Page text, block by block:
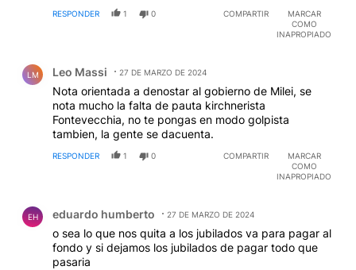
RESPONDER 1 0 COMPARTIR
MARCAR
COMO
INAPROPIADO
LM Leo Massi 27 DE MARZO DE 2024
Nota orientada a denostar al gobierno de Milei, se
nota mucho la falta de pauta kirchnerista
Fontevecchia, no te pongas en modo golpista
tambien, la gente se dacuenta.
RESPONDER 1 0 COMPARTIR
MARCAR
COMO
INAPROPIADO
EH eduardo humberto 27 DE MARZO DE 2024
o sea lo que nos quita a los jubilados va para pagar al
fondo y si dejamos los jubilados de pagar todo que
pasaria